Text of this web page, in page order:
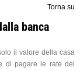
Torna su
banca
il valore della casa
di pagare le rate del